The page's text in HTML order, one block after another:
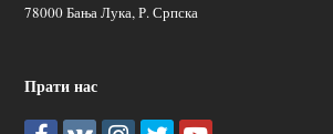
78000 Бања Лука, Р. Српска
Прати нас